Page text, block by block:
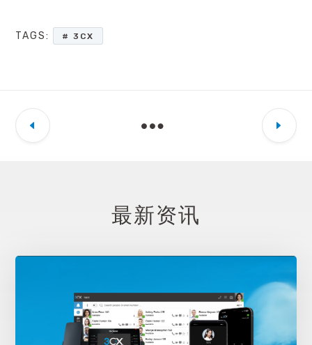
TAGS: 3CX
最新资讯